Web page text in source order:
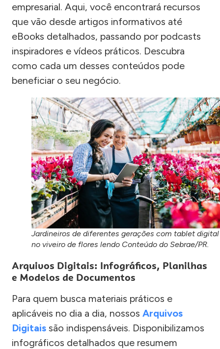
empresarial. Aqui, você encontrará recursos
que vão desde artigos informativos até
eBooks detalhados, passando por podcasts
inspiradores e vídeos práticos. Descubra
como cada um desses conteúdos pode
beneficiar o seu negócio.
Jardineiros de diferentes gerações com tablet digital
no viveiro de flores lendo Conteúdo do Sebrae/PR.
Arquivos Digitais: Infográficos, Planilhas
e Modelos de Documentos
Para quem busca materiais práticos e
aplicáveis no dia a dia, nossos Arquivos
Digitais são indispensáveis. Disponibilizamos
infográficos detalhados que resumem